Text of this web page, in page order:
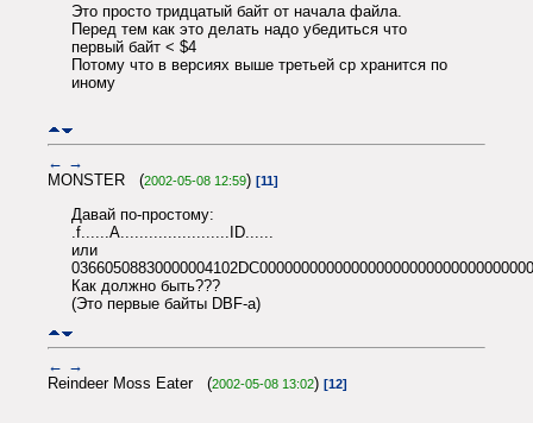
Это просто тридцатый байт от начала файла.
Перед тем как это делать надо убедиться что
первый байт < $4
Потому что в версиях выше третьей cp хранится по
иному
← →
MONSTER (2002-05-08 12:59) [11]
Давай по-простому:
.f......A.......................ID......
или
Как должно быть???
(Это первые байты DBF-а)
← →
Reindeer Moss Eater (2002-05-08 13:02) [12]